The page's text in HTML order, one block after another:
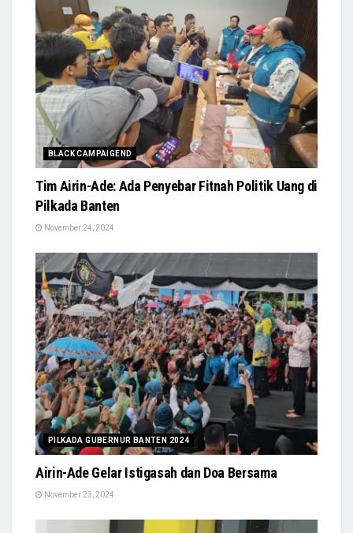
BLACK CAMPAIGEND
Tim Airin-Ade: Ada Penyebar Fitnah Politik Uang di
Pilkada Banten
November 24, 2024
PILKADA GUBERNUR BANTEN 2024
Airin-Ade Gelar Istigasah dan Doa Bersama
November 23, 2024